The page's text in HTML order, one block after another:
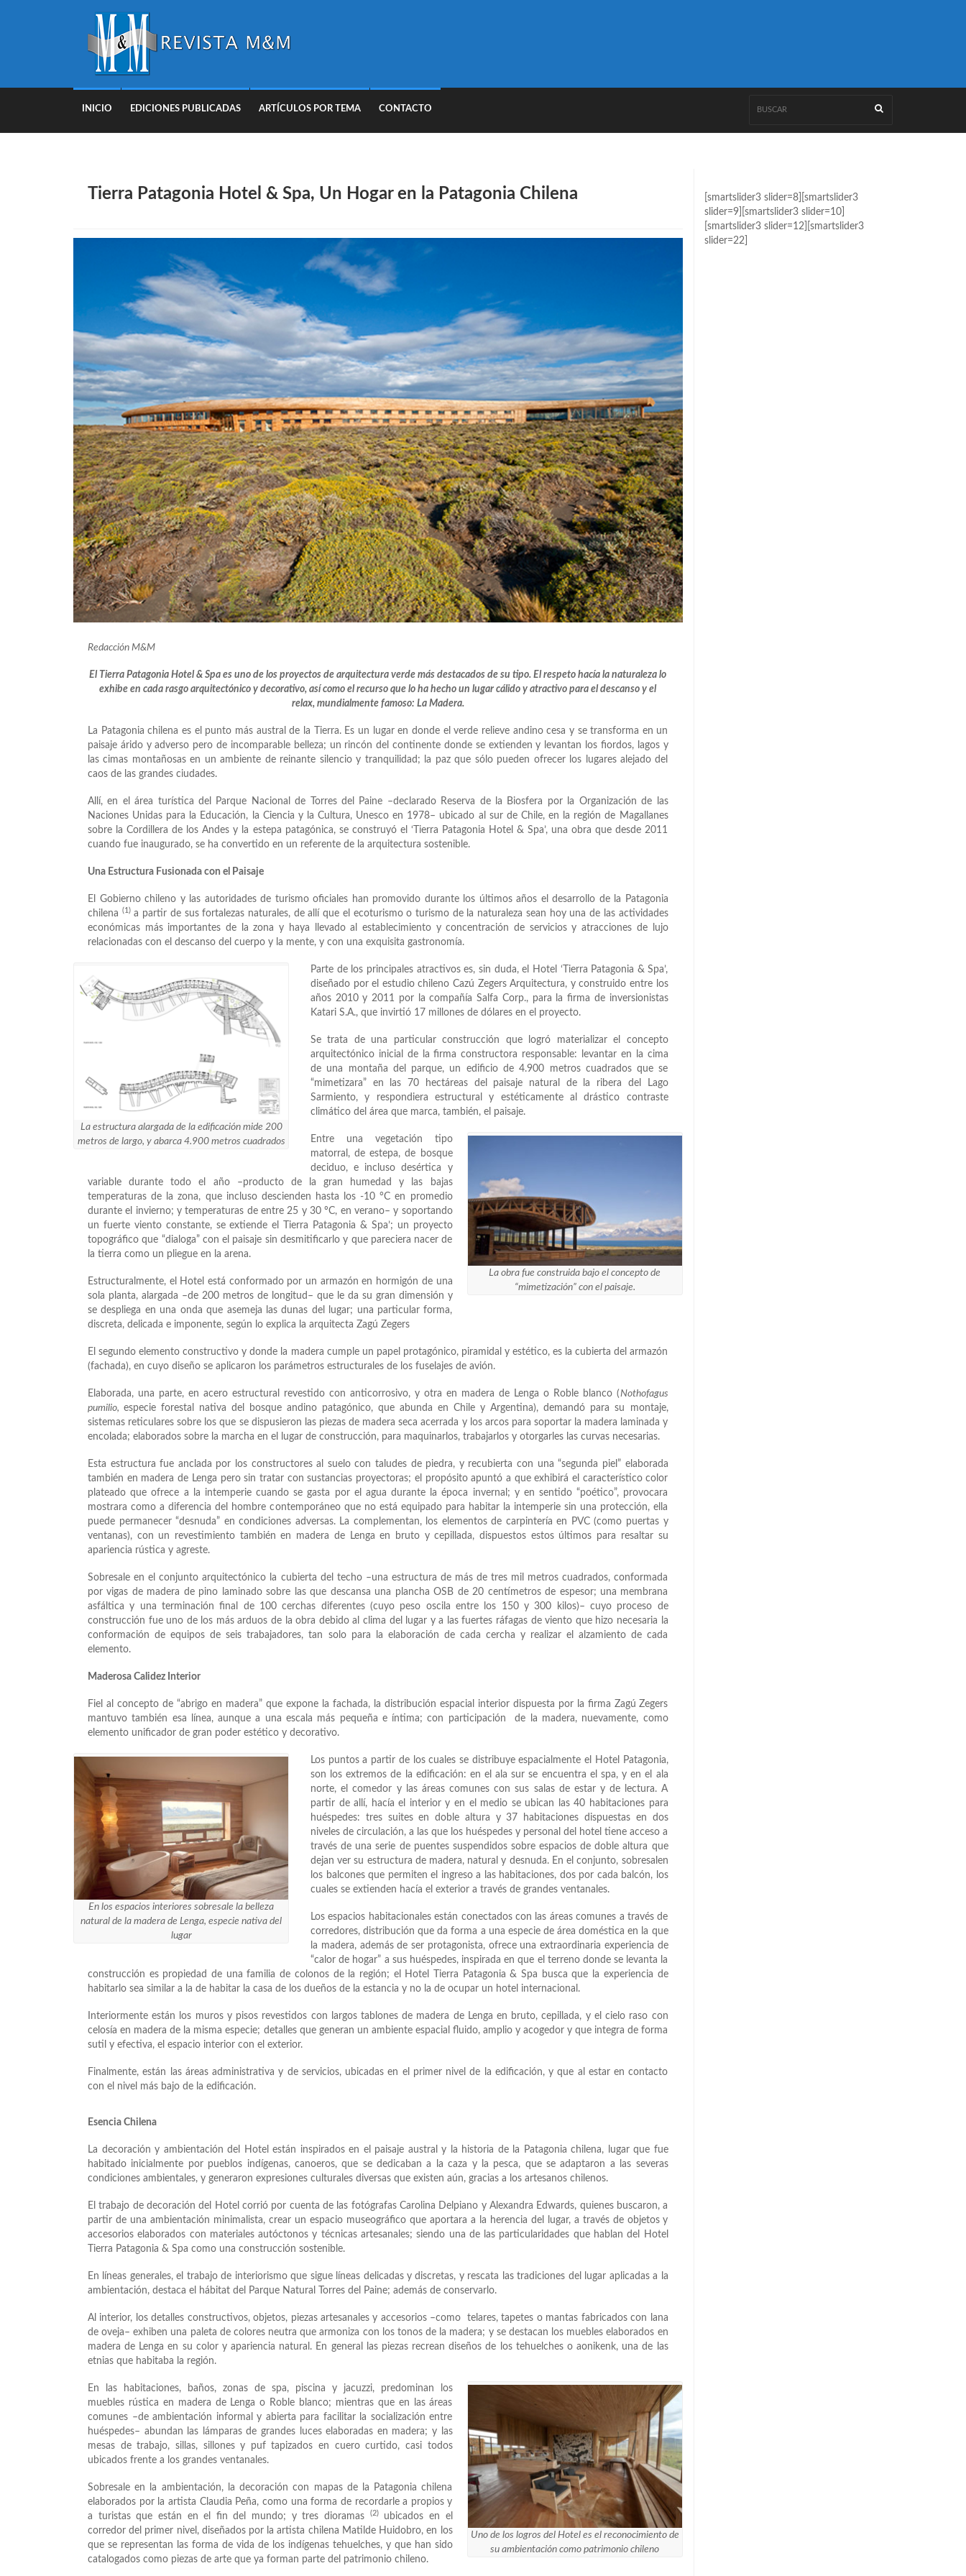
INICIO EDICIONES PUBLICADAS ARTÍCULOS POR TEMA CONTACTO
Tierra Patagonia Hotel & Spa, Un Hogar en la Patagonia Chilena
Redacción M&M
El Tierra Patagonia Hotel & Spa es uno de los proyectos de arquitectura verde más destacados de su tipo. El respeto hacía la naturaleza lo
exhibe en cada rasgo arquitectónico y decorativo, así como el recurso que lo ha hecho un lugar cálido y atractivo para el descanso y el
relax, mundialmente famoso: La Madera.
La Patagonia chilena es el punto más austral de la Tierra. Es un lugar en donde el verde relieve andino cesa y se transforma en un
paisaje árido y adverso pero de incomparable belleza; un rincón del continente donde se extienden y levantan los fiordos, lagos y
las cimas montañosas en un ambiente de reinante silencio y tranquilidad; la paz que sólo pueden ofrecer los lugares alejado del
caos de las grandes ciudades.
Allí, en el área turística del Parque Nacional de Torres del Paine –declarado Reserva de la Biosfera por la Organización de las
Naciones Unidas para la Educación, la Ciencia y la Cultura, Unesco en 1978– ubicado al sur de Chile, en la región de Magallanes
sobre la Cordillera de los Andes y la estepa patagónica, se construyó el ‘Tierra Patagonia Hotel & Spa’, una obra que desde 2011
cuando fue inaugurado, se ha convertido en un referente de la arquitectura sostenible.
Una Estructura Fusionada con el Paisaje
El Gobierno chileno y las autoridades de turismo oficiales han promovido durante los últimos años el desarrollo de la Patagonia
chilena (1)a partir de sus fortalezas naturales, de allí que el ecoturismo o turismo de la naturaleza sean hoy una de las actividades
económicas más importantes de la zona y haya llevado al establecimiento y concentración de servicios y atracciones de lujo
relacionadas con el descanso del cuerpo y la mente, y con una exquisita gastronomía.
La estructura alargada de la edificación mide 200
metros de largo, y abarca 4.900 metros cuadrados
Parte de los principales atractivos es, sin duda, el Hotel ‘Tierra Patagonia & Spa’,
diseñado por el estudio chileno Cazú Zegers Arquitectura, y construido entre los
años 2010 y 2011 por la compañía Salfa Corp., para la firma de inversionistas
Katari S.A., que invirtió 17 millones de dólares en el proyecto.
Se trata de una particular construcción que logró materializar el concepto
arquitectónico inicial de la firma constructora responsable: levantar en la cima
de una montaña del parque, un edificio de 4.900 metros cuadrados que se
“mimetizara” en las 70 hectáreas del paisaje natural de la ribera del Lago
Sarmiento, y respondiera estructural y estéticamente al drástico contraste
climático del área que marca, también, el paisaje.
La obra fue construida bajo el concepto de
“mimetización” con el paisaje.
Entre una vegetación tipo
matorral, de estepa, de bosque
deciduo, e incluso desértica y
variable durante todo el año –producto de la gran humedad y las bajas
temperaturas de la zona, que incluso descienden hasta los -10 °C en promedio
durante el invierno; y temperaturas de entre 25 y 30 ºC, en verano– y soportando
un fuerte viento constante, se extiende el Tierra Patagonia & Spa’; un proyecto
topográfico que “dialoga” con el paisaje sin desmitificarlo y que pareciera nacer de
la tierra como un pliegue en la arena.
Estructuralmente, el Hotel está conformado por un armazón en hormigón de una
sola planta, alargada –de 200 metros de longitud– que le da su gran dimensión y
se despliega en una onda que asemeja las dunas del lugar; una particular forma,
discreta, delicada e imponente, según lo explica la arquitecta Zagú Zegers
El segundo elemento constructivo y donde la madera cumple un papel protagónico, piramidal y estético, es la cubierta del armazón
(fachada), en cuyo diseño se aplicaron los parámetros estructurales de los fuselajes de avión.
Elaborada, una parte, en acero estructural revestido con anticorrosivo, y otra en madera de Lenga o Roble blanco (Nothofagus
pumilio,especie forestal nativa del bosque andino patagónico, que abunda en Chile y Argentina), demandó para su montaje,
sistemas reticulares sobre los que se dispusieron las piezas de madera seca acerrada y los arcos para soportar la madera laminada y
encolada; elaborados sobre la marcha en el lugar de construcción, para maquinarlos, trabajarlos y otorgarles las curvas necesarias.
Esta estructura fue anclada por los constructores al suelo con taludes de piedra, y recubierta con una “segunda piel” elaborada
también en madera de Lenga pero sin tratar con sustancias proyectoras; el propósito apuntó a que exhibirá el característico color
plateado que ofrece a la intemperie cuando se gasta por el agua durante la época invernal; y en sentido “poético”, provocara
mostrara como a diferencia del hombre contemporáneo que no está equipado para habitar la intemperie sin una protección, ella
puede permanecer “desnuda” en condiciones adversas. La complementan, los elementos de carpintería en PVC (como puertas y
ventanas), con un revestimiento también en madera de Lenga en bruto y cepillada, dispuestos estos últimos para resaltar su
apariencia rústica y agreste.
Sobresale en el conjunto arquitectónico la cubierta del techo –una estructura de más de tres mil metros cuadrados, conformada
por vigas de madera de pino laminado sobre las que descansa una plancha OSB de 20 centímetros de espesor; una membrana
asfáltica y una terminación final de 100 cerchas diferentes (cuyo peso oscila entre los 150 y 300 kilos)– cuyo proceso de
construcción fue uno de los más arduos de la obra debido al clima del lugar y a las fuertes ráfagas de viento que hizo necesaria la
conformación de equipos de seis trabajadores, tan solo para la elaboración de cada cercha y realizar el alzamiento de cada
elemento.
Maderosa Calidez Interior
Fiel al concepto de “abrigo en madera” que expone la fachada, la distribución espacial interior dispuesta por la firma Zagú Zegers
mantuvo también esa línea, aunque a una escala más pequeña e íntima; con participación de la madera, nuevamente, como
elemento unificador de gran poder estético y decorativo.
En los espacios interiores sobresale la belleza
natural de la madera de Lenga, especie nativa del
lugar
Los puntos a partir de los cuales se distribuye espacialmente el Hotel Patagonia,
son los extremos de la edificación: en el ala sur se encuentra el spa, y en el ala
norte, el comedor y las áreas comunes con sus salas de estar y de lectura. A
partir de allí, hacía el interior y en el medio se ubican las 40 habitaciones para
huéspedes: tres suites en doble altura y 37 habitaciones dispuestas en dos
niveles de circulación, a las que los huéspedes y personal del hotel tiene acceso a
través de una serie de puentes suspendidos sobre espacios de doble altura que
dejan ver su estructura de madera, natural y desnuda. En el conjunto, sobresalen
los balcones que permiten el ingreso a las habitaciones, dos por cada balcón, los
cuales se extienden hacía el exterior a través de grandes ventanales.
Los espacios habitacionales están conectados con las áreas comunes a través de
corredores, distribución que da forma a una especie de área doméstica en la que
la madera, además de ser protagonista, ofrece una extraordinaria experiencia de
“calor de hogar” a sus huéspedes, inspirada en que el terreno donde se levanta la
construcción es propiedad de una familia de colonos de la región; el Hotel Tierra Patagonia & Spa busca que la experiencia de
habitarlo sea similar a la de habitar la casa de los dueños de la estancia y no la de ocupar un hotel internacional.
Interiormente están los muros y pisos revestidos con largos tablones de madera de Lenga en bruto, cepillada, y el cielo raso con
celosía en madera de la misma especie; detalles que generan un ambiente espacial fluido, amplio y acogedor y que integra de forma
sutil y efectiva, el espacio interior con el exterior.
Finalmente, están las áreas administrativa y de servicios, ubicadas en el primer nivel de la edificación, y que al estar en contacto
con el nivel más bajo de la edificación.
Esencia Chilena
La decoración y ambientación del Hotel están inspirados en el paisaje austral y la historia de la Patagonia chilena, lugar que fue
habitado inicialmente por pueblos indígenas, canoeros, que se dedicaban a la caza y la pesca, que se adaptaron a las severas
condiciones ambientales, y generaron expresiones culturales diversas que existen aún, gracias a los artesanos chilenos.
El trabajo de decoración del Hotel corrió por cuenta de las fotógrafas Carolina Delpiano y Alexandra Edwards, quienes buscaron, a
partir de una ambientación minimalista, crear un espacio museográfico que aportara a la herencia del lugar, a través de objetos y
accesorios elaborados con materiales autóctonos y técnicas artesanales; siendo una de las particularidades que hablan del Hotel
Tierra Patagonia & Spa como una construcción sostenible.
En líneas generales, el trabajo de interiorismo que sigue líneas delicadas y discretas, y rescata las tradiciones del lugar aplicadas a la
ambientación, destaca el hábitat del Parque Natural Torres del Paine; además de conservarlo.
Al interior, los detalles constructivos, objetos, piezas artesanales y accesorios –como telares, tapetes o mantas fabricados con lana
de oveja– exhiben una paleta de colores neutra que armoniza con los tonos de la madera; y se destacan los muebles elaborados en
madera de Lenga en su color y apariencia natural. En general las piezas recrean diseños de los tehuelches o aonikenk, una de las
etnias que habitaba la región.
Uno de los logros del Hotel es el reconocimiento de
su ambientación como patrimonio chileno
En las habitaciones, baños, zonas de spa, piscina y jacuzzi, predominan los
muebles rústica en madera de Lenga o Roble blanco; mientras que en las áreas
comunes –de ambientación informal y abierta para facilitar la socialización entre
huéspedes– abundan las lámparas de grandes luces elaboradas en madera; y las
mesas de trabajo, sillas, sillones y puf tapizados en cuero curtido, casi todos
ubicados frente a los grandes ventanales.
Sobresale en la ambientación, la decoración con mapas de la Patagonia chilena
elaborados por la artista Claudia Peña, como una forma de recordarle a propios y
a turistas que están en el fin del mundo; y tres dioramas
(2)ubicados en el
corredor del primer nivel, diseñados por la artista chilena Matilde Huidobro, en los
que se representan las forma de vida de los indígenas tehuelches, y que han sido
catalogados como piezas de arte que ya forman parte del patrimonio chileno.
[smartslider3 slider=8][smartslider3
slider=9][smartslider3 slider=10]
[smartslider3 slider=12][smartslider3
slider=22]